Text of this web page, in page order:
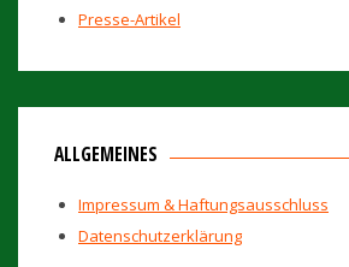
Presse-Artikel
ALLGEMEINES
Impressum & Haftungsausschluss
Datenschutzerklärung